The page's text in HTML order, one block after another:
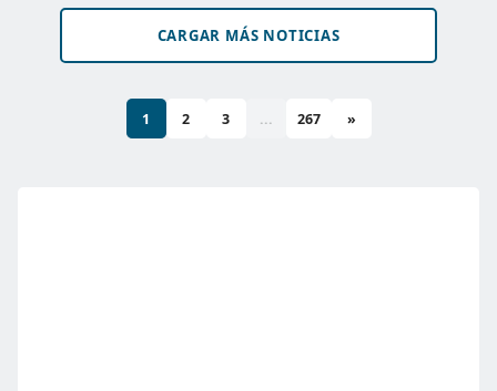
CARGAR MÁS NOTICIAS
1 2 3 ... 267 »